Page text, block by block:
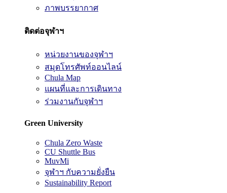
ภาพบรรยากาศ
ติดต่อจุฬาฯ
หน่วยงานของจุฬาฯ
สมุดโทรศัพท์ออนไลน์
Chula Map
แผนที่และการเดินทาง
ร่วมงานกับจุฬาฯ
Green University
Chula Zero Waste
CU Shuttle Bus
MuvMi
จุฬาฯ กับความยั่งยืน
Sustainability Report